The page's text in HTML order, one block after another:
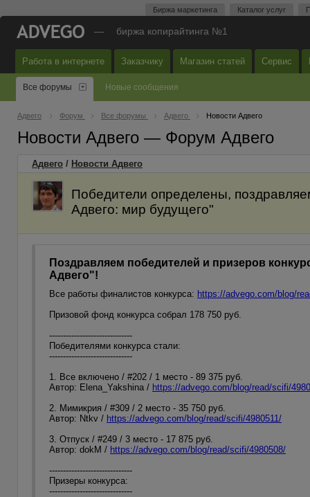
Биржа маркетинга Каталог услуг
— биржа копирайтинга №1
Работа в интернете Заказчику Магазин статей Сервис
Все форумы Новые сообщения
Адвего Форум Все форумы Адвего Новости Адвего
Новости Адвего — Форум Адвего
Адвего / Новости Адвего
Победители определены,
Адвего: мир будущего"
Поздравляем победителей и призеров
Адвего"!
Все работы финалистов конкурса: https://advego.com/blog/
Призовой фонд конкурса собрал 178 750 руб.
------------------------------
Победителями конкурса стали:
------------------------------
1. Все включено / #202 / 1 место - 89 375 руб.
Автор: Elena_Yakshina / https://advego.com/blog/read/scifi/
2. Мимикрия / #309 / 2 место - 35 750 руб.
Автор: Ntkv / https://advego.com/blog/read/scifi/4980511/
3. Отпуск / #249 / 3 место - 17 875 руб.
Автор: dokM / https://advego.com/blog/read/scifi/4980508/
------------------------------
Призеры конкурса:
------------------------------